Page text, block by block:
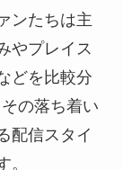
ンたちは主
やプレイス
どを比較分
の落ち着い
配信スタイ
。